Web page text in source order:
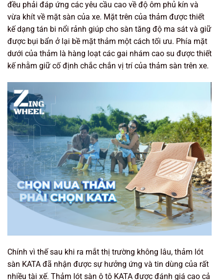
đều phải đáp ứng các yêu cầu cao về độ ôm phủ kín và
vừa khít về mặt sàn của xe. Mặt trên của thảm được thiết
kế dạng tán bi nổi rảnh giúp cho sàn tăng độ ma sát và giữ
được bụi bẩn ở lại bề mặt thảm một cách tối ưu. Phía mặt
dưới của thảm là hàng loạt các gai nhám cao su được thiết
kế nhằm giữ cố định chắc chắn vị trí của thảm sàn trên xe.
Chính vì thế sau khi ra mắt thị trường không lâu, thảm lót
sàn KATA đã nhận được sự hưởng ứng và tin dùng của rất
nhiều tài xế. Thảm lót sàn ô tô KATA được đánh giá cao cả